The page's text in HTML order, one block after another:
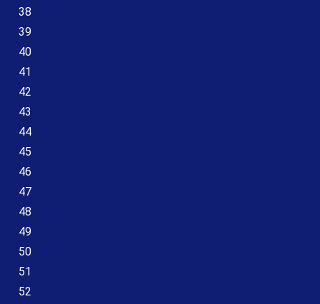
38
39
40
41
42
43
44
45
46
47
48
49
50
51
52